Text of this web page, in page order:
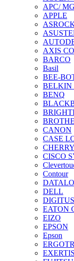
APC/
APPLE
AXIS
BARCO
Basil
BEE-
BELKIN
BENQ
CANON
CASE
CHERRY
CISCO
Contour
DELL
DIGITUS
EATON
EIZO
EPSON
Epson
EXERTIS